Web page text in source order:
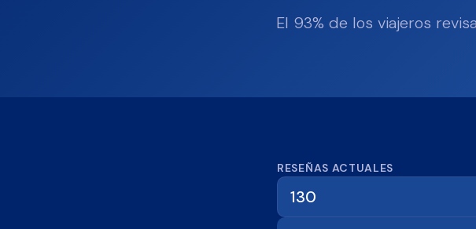
El 93% de los viajeros
Calculadora de
RESEÑAS ACTUALES